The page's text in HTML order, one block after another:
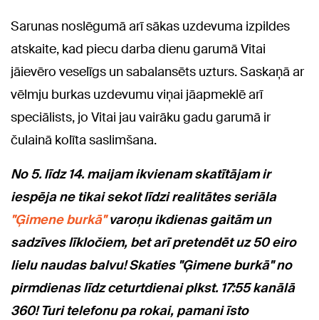
Sarunas noslēgumā arī sākas uzdevuma izpildes
atskaite, kad piecu darba dienu garumā Vitai
jāievēro veselīgs un sabalansēts uzturs. Saskaņā ar
vēlmju burkas uzdevumu viņai jāapmeklē arī
speciālists, jo Vitai jau vairāku gadu garumā ir
čulainā kolīta saslimšana.
No 5. līdz 14. maijam ikvienam skatītājam ir
iespēja ne tikai sekot līdzi realitātes seriāla
"Ģimene burkā"varoņu ikdienas gaitām un
sadzīves līkločiem, bet arī pretendēt uz 50 eiro
lielu naudas balvu! Skaties "Ģimene burkā" no
pirmdienas līdz ceturtdienai plkst. 17:55 kanālā
360! Turi telefonu pa rokai, pamani īsto